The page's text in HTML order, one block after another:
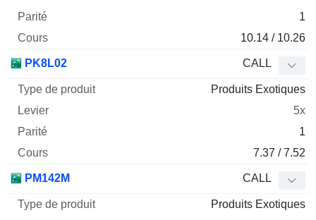
1
10.14 / 10.26
PK8L02 CALL
Produits Exotiques
5x
1
7.37 / 7.52
PM142M CALL
Produits Exotiques